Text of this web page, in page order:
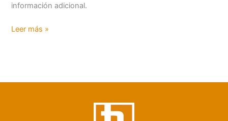
información adicional.
Leer más »